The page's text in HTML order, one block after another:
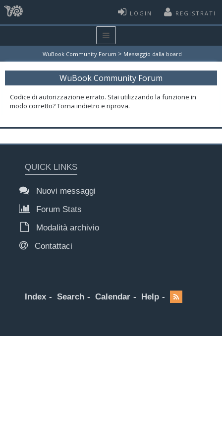
LOGIN REGISTRATI
WuBook Community Forum > Messaggio dalla board
WuBook Community Forum
Codice di autorizzazione errato. Stai utilizzando la funzione in
modo corretto? Torna indietro e riprova.
QUICK LINKS
Nuovi messaggi
Forum Stats
Modalità archivio
Contattaci
Index Search Calendar Help